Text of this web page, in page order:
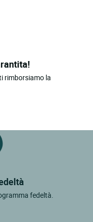
rimborsiamo la
fedeltà.